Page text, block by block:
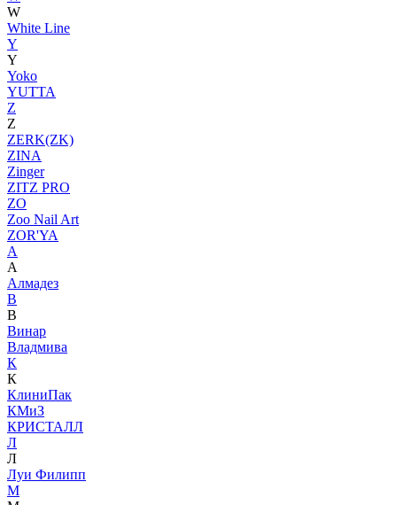
W
White Line
Y
Y
Yoko
YUTTA
Z
Z
ZERK(ZK)
ZINA
Zinger
ZITZ PRO
ZO
Zoo Nail Art
ZOR'YA
А
А
Алмадез
В
В
Винар
Владмива
К
К
КлиниПак
КМиЗ
КРИСТАЛЛ
Л
Л
Луи Филипп
М